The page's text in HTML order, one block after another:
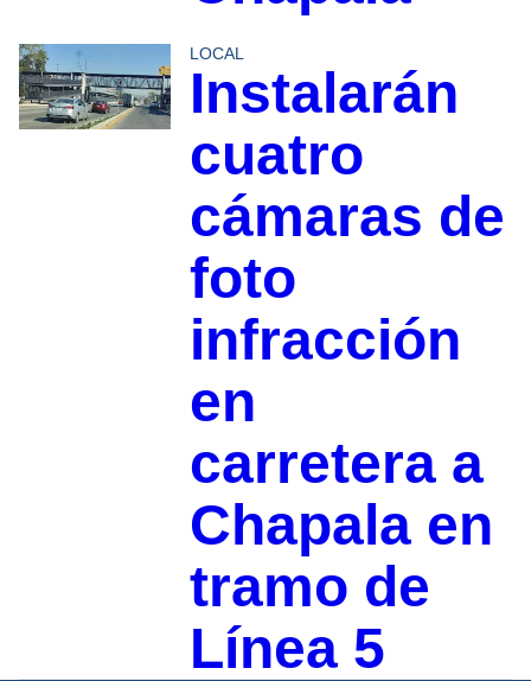
LOCAL
Instalarán
cuatro
cámaras de
foto
infracción
en
carretera a
Chapala en
tramo de
Línea 5